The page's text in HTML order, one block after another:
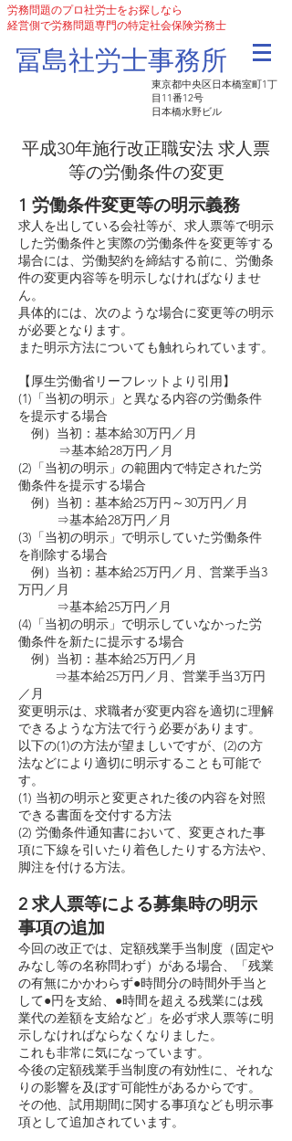
労務問題のプロ社労士をお探しなら
経営側で労務問題専門の特定社会保険労務士
​冨島社労士事務所
東京都中央区日本橋室町1丁
目11番12号
日本橋水野ビル
平成30年施行改正職安法 求人票
等の労働条件の変更
1 労働条件変更等の明示義務
求人を出している会社等が、求人票等で明示
した労働条件と実際の労働条件を変更等する
場合には、労働契約を締結する前に、労働条
件の変更内容等を明示しなければなりませ
ん。
具体的には、次のような場合に変更等の明示
が必要となります。
また明示方法についても触れられています。
【厚生労働省リーフレットより引用】
(1)「当初の明示」と異なる内容の労働条件
を提示する場合
例）当初：基本給30万円／月
⇒基本給28万円／月
(2)「当初の明示」の範囲内で特定された労
働条件を提示する場合
例）当初：基本給25万円～30万円／月
⇒基本給28万円／月
(3)「当初の明示」で明示していた労働条件
を削除する場合
例）当初：基本給25万円／月、営業手当3
万円／月
⇒基本給25万円／月
(4)「当初の明示」で明示していなかった労
働条件を新たに提示する場合
例）当初：基本給25万円／月
⇒基本給25万円／月、営業手当3万円
／月
変更明示は、求職者が変更内容を適切に理解
できるような方法で行う必要があります。
以下の(1)の方法が望ましいですが、(2)の方
法などにより適切に明示することも可能で
す。
(1) 当初の明示と変更された後の内容を対照
できる書面を交付する方法
(2) 労働条件通知書において、変更された事
項に下線を引いたり着色したりする方法や、
脚注を付ける方法。
2 求人票等による募集時の明示
事項の追加
今回の改正では、定額残業手当制度（固定や
みなし等の名称問わず）がある場合、「残業
の有無にかかわらず●時間分の時間外手当と
して●円を支給、●時間を超える残業には残
業代の差額を支給など」を必ず求人票等に明
示しなければならなくなりました。
これも非常に気になっています。
今後の定額残業手当制度の有効性に、それな
りの影響を及ぼす可能性があるからです。
その他、試用期間に関する事項なども明示事
項として追加されています。